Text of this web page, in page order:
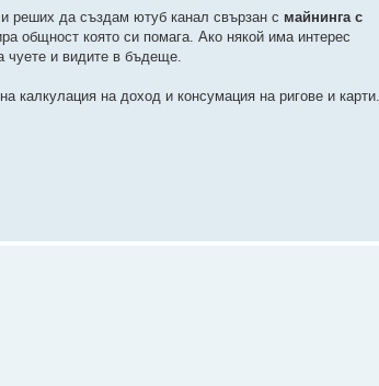
и реших да създам ютуб канал свързан с майнинга с
общност която си помага. Ако някой има интерес
чуете и видите в бъдеще.
калкулация на доход и консумация на ригове и карти.